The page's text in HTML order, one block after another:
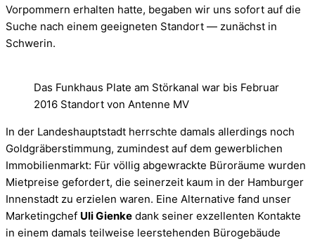
Vorpommern erhal­ten hatte, bega­ben wir uns sofort auf die
Suche nach einem geeig­ne­ten Stand­ort — zunächst in
Schwe­rin.
Das Funkhaus Plate am Störkanal war bis Februar
2016 Standort von Antenne MV
In der Lan­des­haupt­stadt herrschte damals aller­dings noch
Gold­grä­ber­stim­mung, zumin­dest auf dem gewerb­li­chen
Immo­bi­li­en­markt: Für völ­lig abge­wrackte Büro­räume wur­den
Miet­preise gefor­dert, die sei­ner­zeit kaum in der Ham­bur­ger
Innen­stadt zu erzie­len waren. Eine Alter­na­tive fand unser
Mar­ke­ting­chef Uli Gienke dank sei­ner exzel­len­ten Kon­takte
in einem damals teil­weise leer­ste­hen­den Büro­ge­bäude